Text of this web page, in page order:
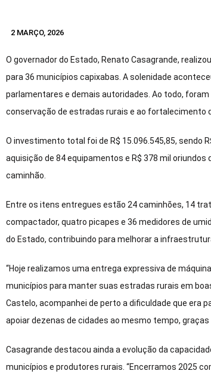
2 MARÇO, 2026
O governador do Estado, Renato Casagrande,
para 36 municípios capixabas. A solenidade
parlamentares e demais autoridades. Ao todo,
conservação de estradas rurais e ao fortalecimento
O investimento total foi de R$ 15.096.545,85, sendo
aquisição de 84 equipamentos e R$ 378 mil
caminhão.
Entre os itens entregues estão 24 caminhões, 14
compactador, quatro picapes e 36 medidores de
do Estado, contribuindo para melhorar a
“Hoje realizamos uma entrega expressiva de
municípios para manter suas estradas rurais em
Castelo, acompanhei de perto a dificuldade que era
apoiar dezenas de cidades ao mesmo tempo,
Casagrande destacou ainda a evolução da
municípios e produtores rurais. “Encerramos 2025